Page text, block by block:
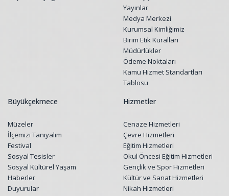
Yayınlar
Medya Merkezi
Kurumsal Kimliğimiz
Birim Etik Kuralları
Müdürlükler
Ödeme Noktaları
Kamu Hizmet Standartları
Tablosu
Büyükçekmece
Müzeler
İlçemizi Tanıyalım
Festival
Sosyal Tesisler
Sosyal Kültürel Yaşam
Haberler
Duyurular
Hizmetler
Cenaze Hizmetleri
Çevre Hizmetleri
Eğitim Hizmetleri
Okul Öncesi Eğitim Hizmetleri
Gençlik ve Spor Hizmetleri
Kültür ve Sanat Hizmetleri
Nikah Hizmetleri